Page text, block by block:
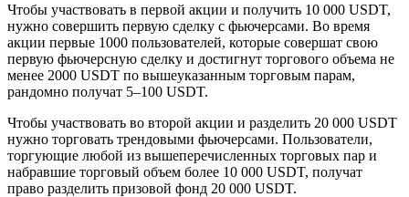
Чтобы участвовать в первой акции и получить 10 000 USDT,
нужно совершить первую сделку с фьючерсами. Во время
акции первые 1000 пользователей, которые совершат свою
первую фьючерсную сделку и достигнут торгового объема не
менее 2000 USDT по вышеуказанным торговым парам,
рандомно получат 5–100 USDT.
Чтобы участвовать во второй акции и разделить 20 000 USDT
нужно торговать трендовыми фьючерсами. Пользователи,
торгующие любой из вышеперечисленных торговых пар и
набравшие торговый объем более 10 000 USDT, получат
право разделить призовой фонд 20 000 USDT.